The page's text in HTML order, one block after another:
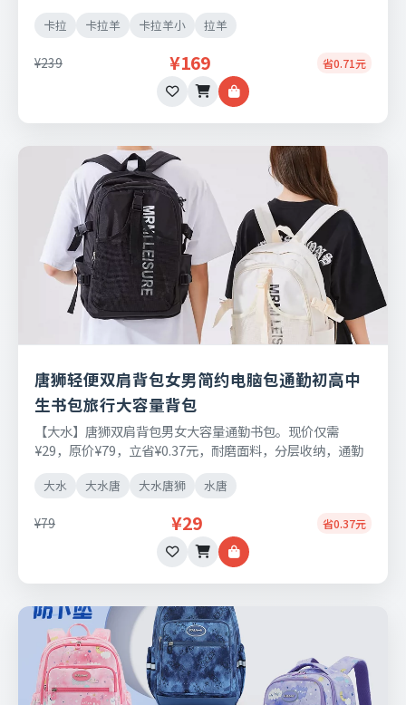
卡拉 卡拉羊 卡拉羊小 拉羊
¥239 ¥169 省0.71元
唐狮轻便双肩背包女男简约电脑包通勤初高中
生书包旅行大容量背包
【大水】唐狮双肩背包男女大容量通勤书包。现价仅需
¥29，原价¥79，立省¥0.37元，耐磨面料，分层收纳，通勤
大水 大水唐 大水唐狮 水唐
¥79 ¥29 省0.37元